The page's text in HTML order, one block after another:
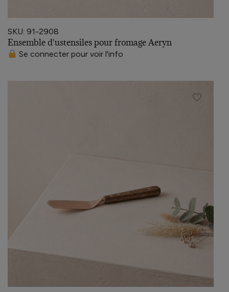
SKU: 91-2908
Ensemble d'ustensiles pour fromage Aeryn
Se connecter pour voir l'info